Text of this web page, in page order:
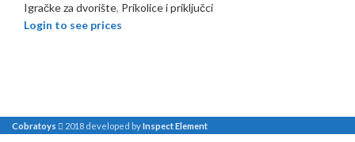
Igračke za dvorište, Prikolice i priključci
Login to see prices
Cobratoys 2018 developed byInspect Element